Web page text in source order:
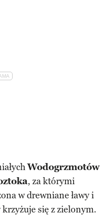
Wodogrzmotów
, za którymi
w drewniane ławy i
się z zielonym.